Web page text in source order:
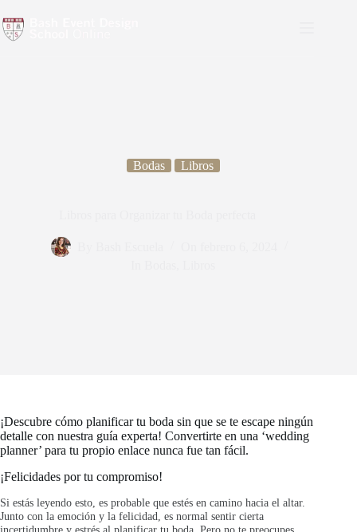
Bodas Libros
¡Descubre cómo planificar tu boda sin que se te escape ningún
detalle con nuestra guía experta! Convertirte en una ‘wedding
planner’ para tu propio enlace nunca fue tan fácil.
¡Felicidades por tu compromiso!
Si estás leyendo esto, es probable que estés en camino hacia el altar.
Junto con la emoción y la felicidad, es normal sentir cierta
incertidumbre y estrés al planificar tu boda. Pero no te preocupes,